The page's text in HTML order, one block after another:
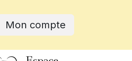
Mon compte